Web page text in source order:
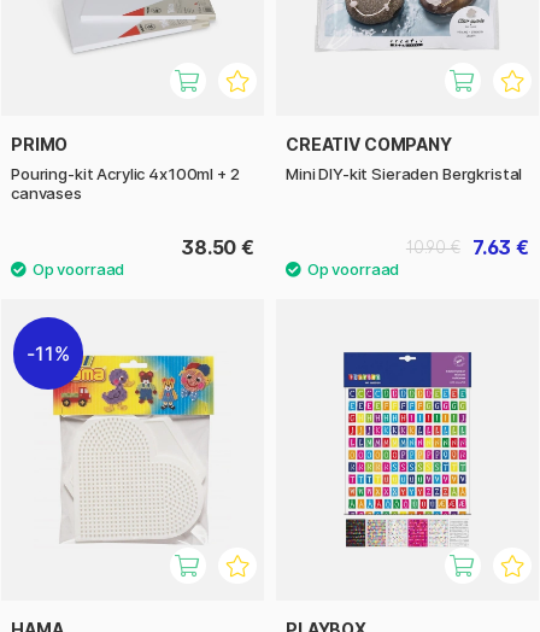
PRIMO
Pouring-kit Acrylic 4x100ml + 2
canvases
38.50 €
CREATIV COMPANY
Mini DIY-kit Sieraden Bergkristal
7.63 €
10.90 €
11%